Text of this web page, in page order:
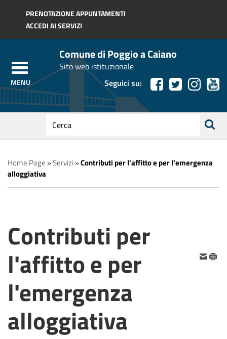
Regione Toscana
PRENOTAZIONE APPUNTAMENTI
ACCEDI AI SERVIZI
Comune di Poggio a Caiano
Sito web istituzionale
Seguici su:
testo
da
cercare
ricerca
Home Page »Servizi»Contributi per l'affitto e per l'emergenza
alloggiativa
Contributi per
l'affitto e per
l'emergenza
alloggiativa